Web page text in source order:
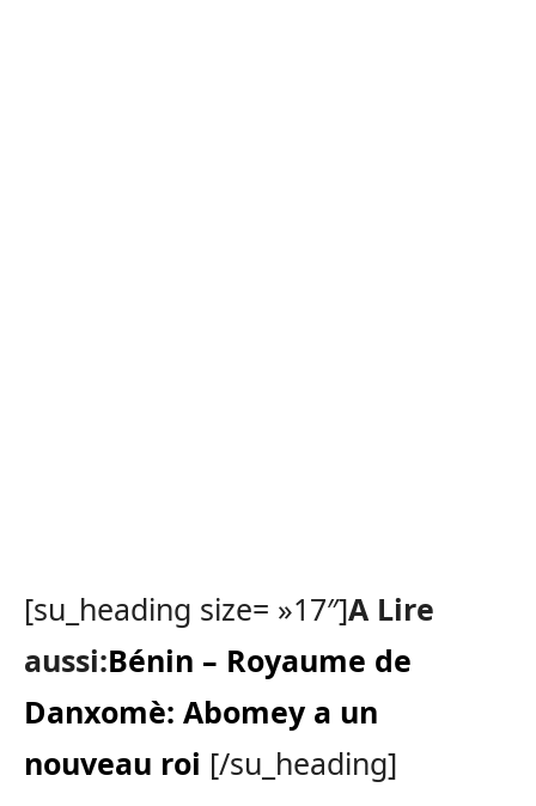
[su_heading size= »17″]A Lire
aussi:Bénin – Royaume de
Danxomè: Abomey a un
nouveau roi [/su_heading]